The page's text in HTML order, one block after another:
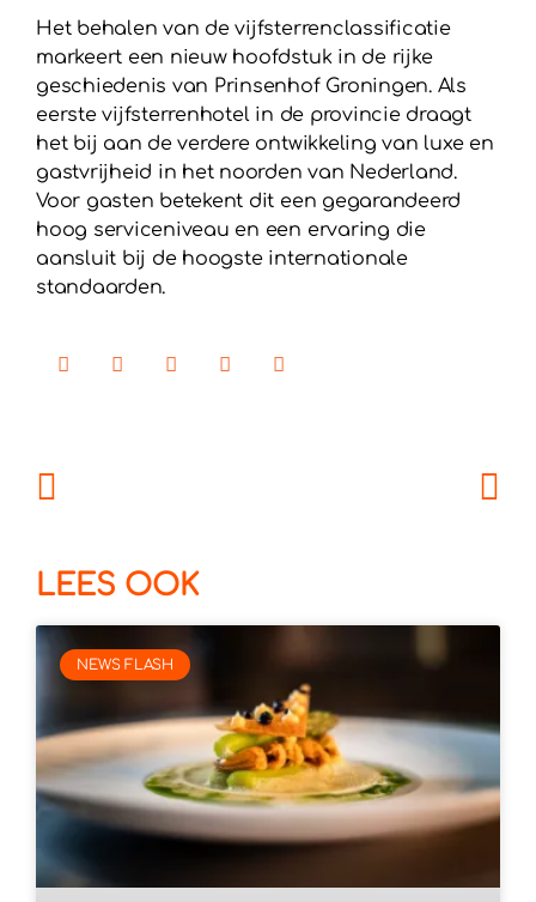
Het behalen van de vijfsterrenclassificatie
markeert een nieuw hoofdstuk in de rijke
geschiedenis van Prinsenhof Groningen. Als
eerste vijfsterrenhotel in de provincie draagt
het bij aan de verdere ontwikkeling van luxe en
gastvrijheid in het noorden van Nederland.
Voor gasten betekent dit een gegarandeerd
hoog serviceniveau en een ervaring die
aansluit bij de hoogste internationale
standaarden.
LEES OOK
NEWS FLASH